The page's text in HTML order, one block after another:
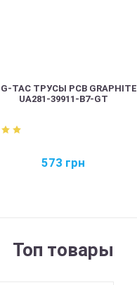
TAC ТРУСЫ PCB GRAPHITE
UA281-39911-B7-GT
573 грн
Топ товары